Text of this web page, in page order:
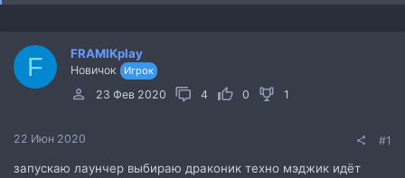
м
а
F FRAMIKplay
Новичок Игрок
23 Фев 2020 4 0 1
22 Июн 2020 #1
запускаю лаунчер выбираю драконик техно мэджик идёт